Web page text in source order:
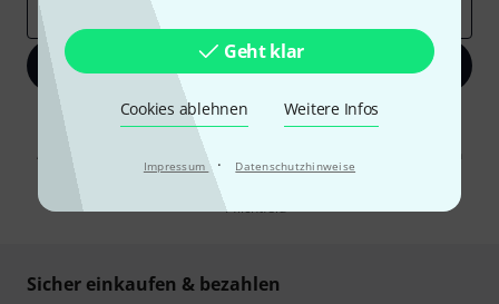
Geht klar
Cookies ablehnen Weitere Infos
Impressum · Datenschutzhinweise
E-Mail-Adresse
Jetzt anmelden
Mit Klick auf „Jetzt anmelden“ stimmen Sie dem Erhalt von E-Mail-
Werbung und einer Messung des E-Mail-Nutzungsverhaltens zu. Die
Abmeldung ist jederzeit möglich. Weitere Informationen finden Sie in
unserenDatenschutzhinweisen.
* Pflichtfeld
Sicher einkaufen & bezahlen